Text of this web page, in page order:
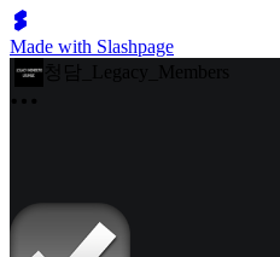
Made with Slashpage
청담_Legacy_Members